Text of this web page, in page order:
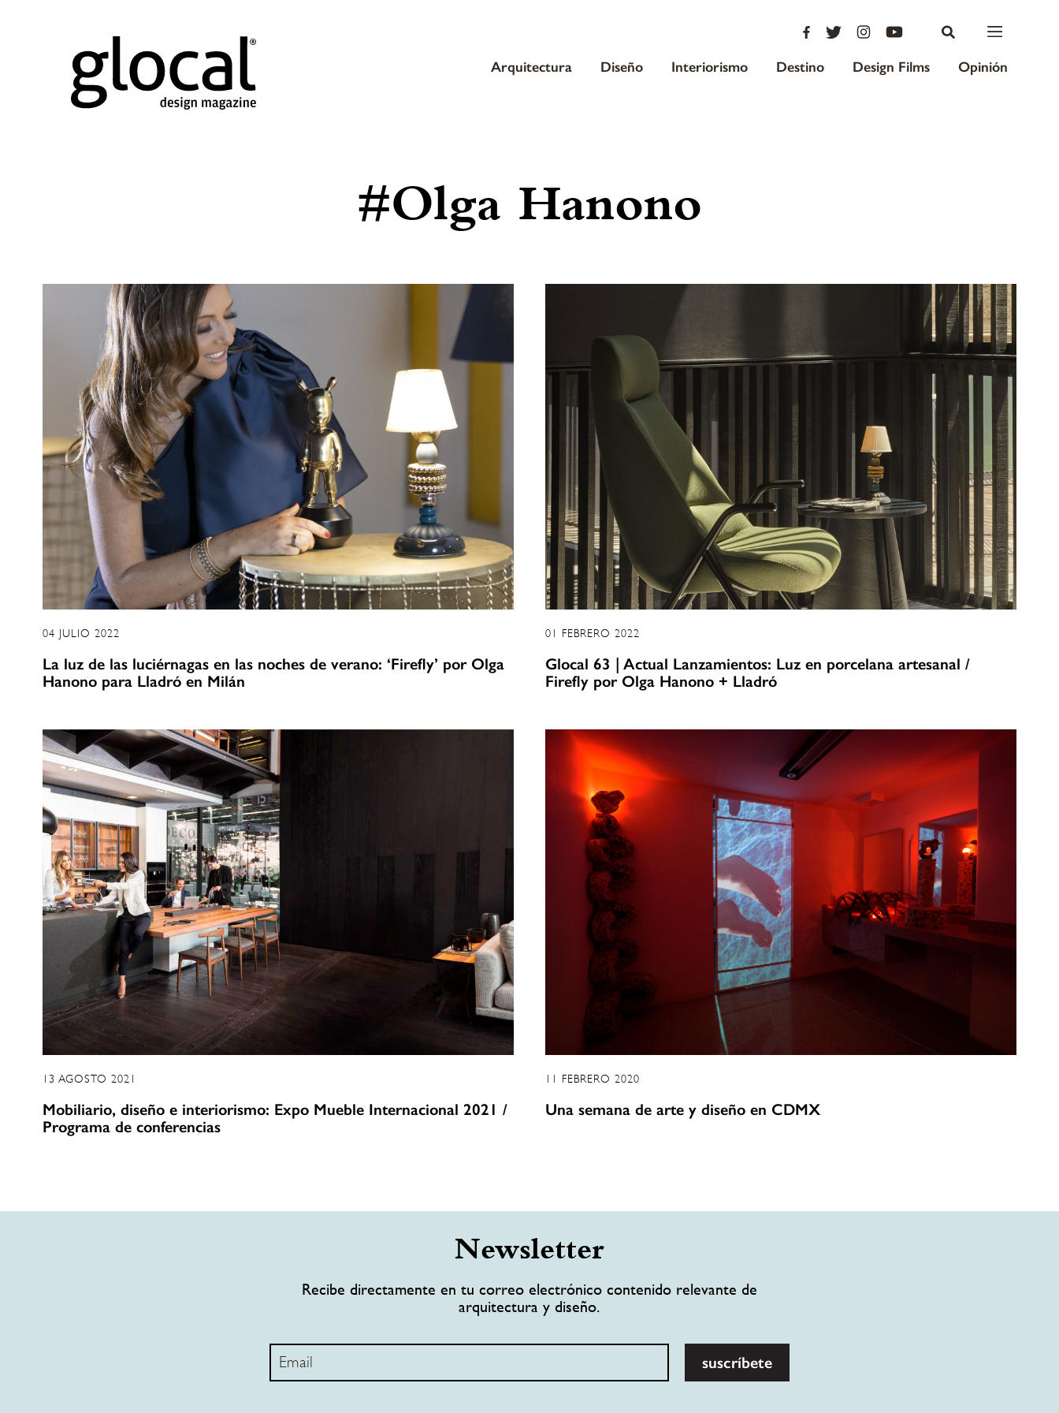
Arquitectura Diseño Interiorismo Destino Design Films Opinión
#Olga Hanono
04 JULIO 2022
La luz de las luciérnagas en las noches de verano: ‘Firefly’ por Olga
Hanono para Lladró en Milán
01 FEBRERO 2022
Glocal 63 | Actual Lanzamientos: Luz en porcelana artesanal /
Firefly por Olga Hanono + Lladró
13 AGOSTO 2021
Mobiliario, diseño e interiorismo: Expo Mueble Internacional 2021 /
Programa de conferencias
11 FEBRERO 2020
Una semana de arte y diseño en CDMX
Newsletter
Recibe directamente en tu correo electrónico contenido relevante de
arquitectura y diseño.
suscríbete